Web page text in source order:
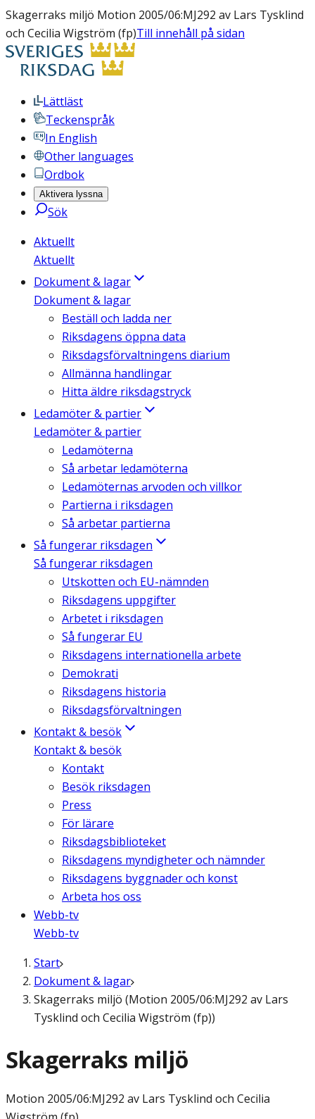
Skagerraks miljö Motion 2005/06:MJ292 av Lars Tysklind
och Cecilia Wigström (fp)Till innehåll på sidan
Lättläst
Teckenspråk
In English
Other languages
Ordbok
Aktivera lyssna
Sök
Aktuellt
Aktuellt
Dokument & lagar
Dokument & lagar
Beställ och ladda ner
Riksdagens öppna data
Riksdagsförvaltningens diarium
Allmänna handlingar
Hitta äldre riksdagstryck
Ledamöter & partier
Ledamöter & partier
Ledamöterna
Så arbetar ledamöterna
Ledamöternas arvoden och villkor
Partierna i riksdagen
Så arbetar partierna
Så fungerar riksdagen
Så fungerar riksdagen
Utskotten och EU-nämnden
Riksdagens uppgifter
Arbetet i riksdagen
Så fungerar EU
Riksdagens internationella arbete
Demokrati
Riksdagens historia
Riksdagsförvaltningen
Kontakt & besök
Kontakt & besök
Kontakt
Besök riksdagen
Press
För lärare
Riksdagsbiblioteket
Riksdagens myndigheter och nämnder
Riksdagens byggnader och konst
Arbeta hos oss
Webb-tv
Webb-tv
Start
Dokument & lagar
Skagerraks miljö (Motion 2005/06:MJ292 av Lars
Tysklind och Cecilia Wigström (fp))
Skagerraks miljö
Motion 2005/06:MJ292 av Lars Tysklind och Cecilia